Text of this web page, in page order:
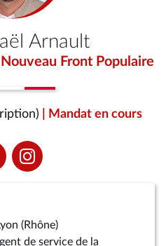
Arnault
Front Populaire
| Mandat en cours
Voir
la
(Rhône)
de service de la